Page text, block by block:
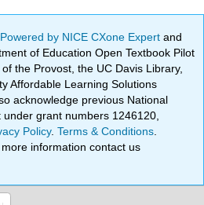
Powered by NICE CXone Expertand
of Education Open Textbook Pilot
the Provost, the UC Davis Library,
Affordable Learning Solutions
acknowledge previous National
grant numbers 1246120,
Policy.Terms & Conditions
more information contact us